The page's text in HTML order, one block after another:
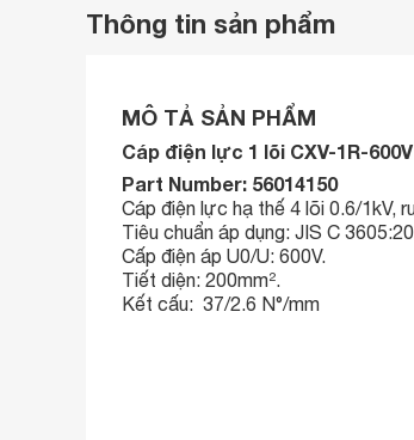
Thông tin sản phẩm
MÔ TẢ SẢN PHẨM
Cáp điện lực 1 lõi CXV-1R-600V
Part Number: 56014150
Cáp điện lực hạ thế 4 lõi 0.6/1kV,
Tiêu chuẩn áp dụng: JIS C
Cấp điện áp U0/U: 600V.
Tiết diện: 200mm².
Kết cấu: 37/2.6 N°/mm